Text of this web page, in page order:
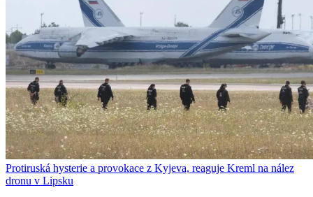
Protiruská hysterie a provokace z Kyjeva, reaguje Kreml na nález
dronu v Lipsku